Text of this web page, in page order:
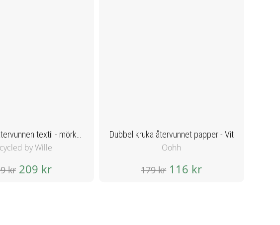
by Wille
kr209 kr
Dubbel kruka återvunnet papper - Vit
Oohh
179 kr116 kr